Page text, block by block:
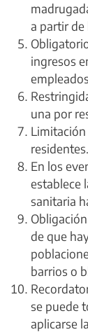
a partir de
ingresos
una por
Limitación
residentes.
En los
establece
sanitaria
de que
barrios o
se puede
aplicarse